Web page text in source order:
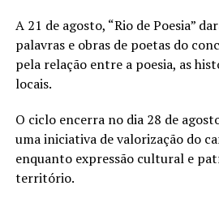
A 21 de agosto, “Rio de Poesia”
palavras e obras de poetas do
pela relação entre a poesia, as
locais.
O ciclo encerra no dia 28 de
uma iniciativa de valorização do
enquanto expressão cultural e
território.